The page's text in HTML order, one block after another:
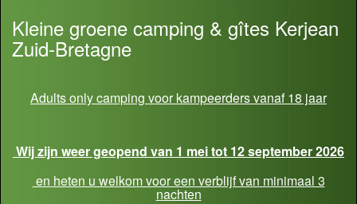
Kleine groene camping & gîtes Kerjean
Zuid-Bretagne
Adults only camping voor kampeerders vanaf 18 jaar
Wij zijn weer geopend van 1 mei tot 12 september 2026
en heten u welkom voor een verblijf van minimaal 3
nachten